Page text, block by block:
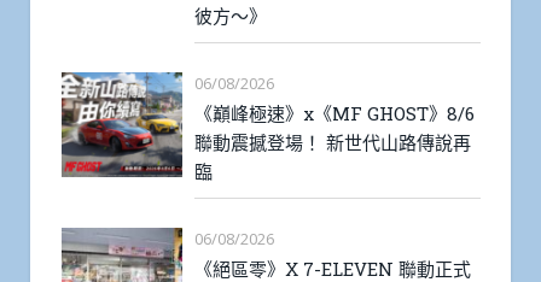
彼方～》
06/08/2026
《巔峰極速》x《MF GHOST》8/6
聯動震撼登場！ 新世代山路傳說再
臨
06/08/2026
《絕區零》X 7-ELEVEN 聯動正式